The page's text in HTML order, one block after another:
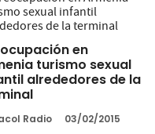
en
turismo sexual
alrededores de la
Radio 03/02/2015